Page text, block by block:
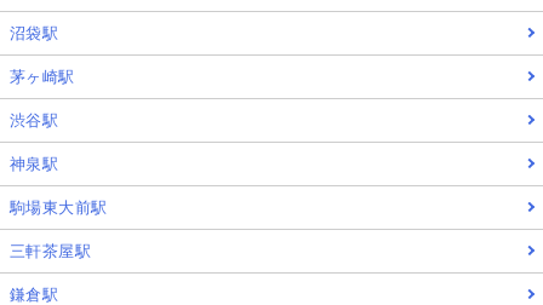
沼袋駅
茅ヶ崎駅
渋谷駅
神泉駅
駒場東大前駅
三軒茶屋駅
鎌倉駅